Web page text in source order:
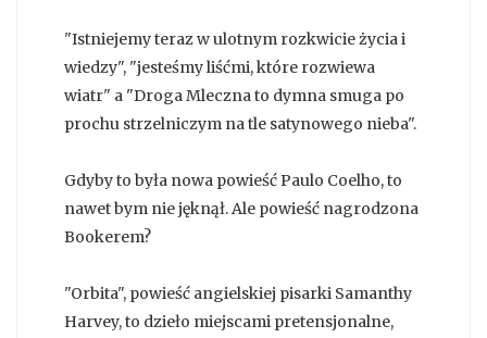
"Istniejemy teraz w ulotnym rozkwicie życia i
wiedzy", "jesteśmy liśćmi, które rozwiewa
wiatr" a "Droga Mleczna to dymna smuga po
prochu strzelniczym na tle satynowego nieba".
Gdyby to była nowa powieść Paulo Coelho, to
nawet bym nie jęknął. Ale powieść nagrodzona
Bookerem?
"Orbita", powieść angielskiej pisarki Samanthy
Harvey, to dzieło miejscami pretensjonalne,